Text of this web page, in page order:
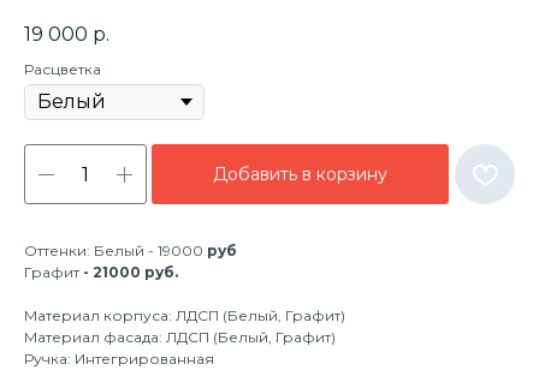
19 000 р.
Расцветка
Добавить в корзину
Оттенки: Белый - 19000 руб
Графит - 21000 руб.
Материал корпуса: ЛДСП (Белый, Графит)
Материал фасада: ЛДСП (Белый, Графит)
Ручка: Интегрированная